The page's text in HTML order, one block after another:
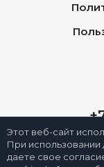
Этот веб-сайт
При использовании
даете свое